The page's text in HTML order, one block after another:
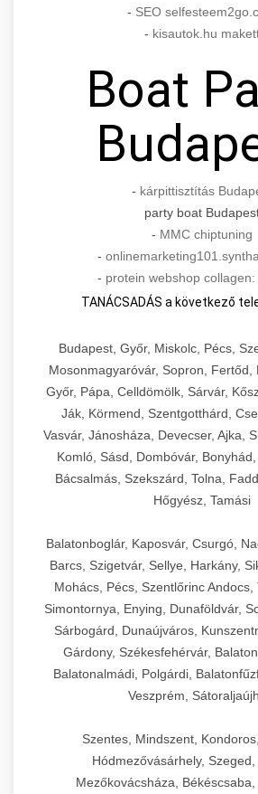
- SEO
- kisautok.hu
Boat
- kárpittisztítás
party boat
- MMC chiptuning
-
- protein webshop collagen:
TANÁCSADÁS a következő
Budapest, Győr, Miskolc, Pécs,
Mosonmagyaróvár, Sopron, Fertőd,
Győr, Pápa, Celldömölk, Sárvár,
Ják, Körmend, Szentgotthárd,
Vasvár, Jánosháza, Devecser, Ajka,
Komló, Sásd, Dombóvár,
Bácsalmás, Szekszárd, Tolna,
Hőgyész, Tamási
Balatonboglár, Kaposvár, Csurgó,
Barcs, Szigetvár, Sellye, Harkány,
Mohács, Pécs, Szentlőrinc Andocs,
Simontornya, Enying, Dunaföldvár,
Sárbogárd, Dunaújváros,
Gárdony, Székesfehérvár,
Balatonalmádi, Polgárdi,
Veszprém,
Szentes, Mindszent,
Hódmezővásárhely,
Mezőkovácsháza,